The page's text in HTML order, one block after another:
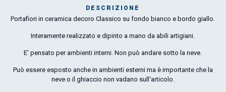
DESCRIZIONE
Portafiori in ceramica decoro Classico su fondo bianco e bordo giallo.
Interamente realizzato e dipinto a mano da abili artigiani.
E' pensato per ambienti interni. Non può andare sotto la neve.
Può essere esposto anche in ambienti esterni ma è importante che la
neve o il ghiaccio non vadano sull'articolo.